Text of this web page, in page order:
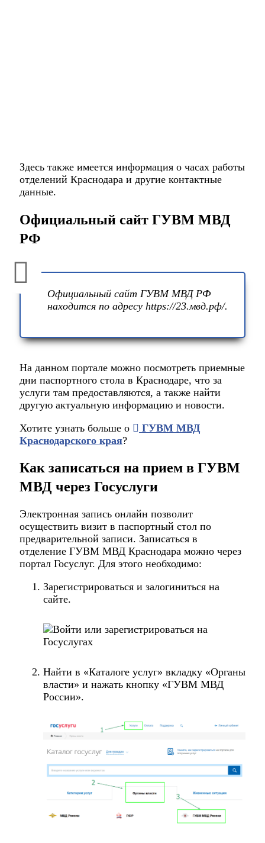
Здесь также имеется информация о часах работы
отделений Краснодара и другие контактные
данные.
Официальный сайт ГУВМ МВД
РФ
Официальный сайт ГУВМ МВД РФ
находится по адресу https://23.мвд.рф/.
На данном портале можно посмотреть приемные
дни паспортного стола в Краснодаре, что за
услуги там предоставляются, а также найти
другую актуальную информацию и новости.
Хотите узнать больше о
ГУВМ МВД
Краснодарского края?
Как записаться на прием в ГУВМ
МВД через Госуслуги
Электронная запись онлайн позволит
осуществить визит в паспортный стол по
предварительной записи. Записаться в
отделение ГУВМ МВД Краснодара можно через
портал Госуслуг. Для этого необходимо:
Зарегистрироваться и залогиниться на
сайте.
Найти в «Каталоге услуг» вкладку «Органы
власти» и нажать кнопку «ГУВМ МВД
России».